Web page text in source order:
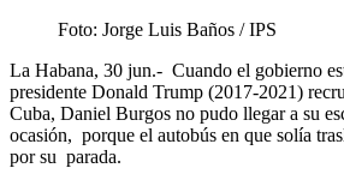
Foto: Jorge Luis Baños / IPS
La Habana, 30 jun.- Cuando el gobierno
presidente Donald Trump (2017-2021)
Cuba, Daniel Burgos no pudo llegar a su
ocasión, porque el autobús en que solía
por su parada.